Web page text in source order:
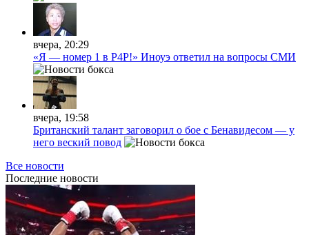
вчера, 20:29
«Я — номер 1 в P4P!» Иноуэ ответил на вопросы СМИ
вчера, 19:58
Британский талант заговорил о бое с Бенавидесом — у
него веский повод
Все новости
Последние новости